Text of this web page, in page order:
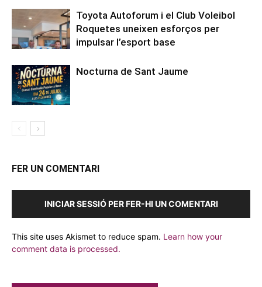
Toyota Autoforum i el Club Voleibol
Roquetes uneixen esforços per
impulsar l’esport base
Nocturna de Sant Jaume
FER UN COMENTARI
INICIAR SESSIÓ PER FER-HI UN COMENTARI
This site uses Akismet to reduce spam. Learn how your
comment data is processed.